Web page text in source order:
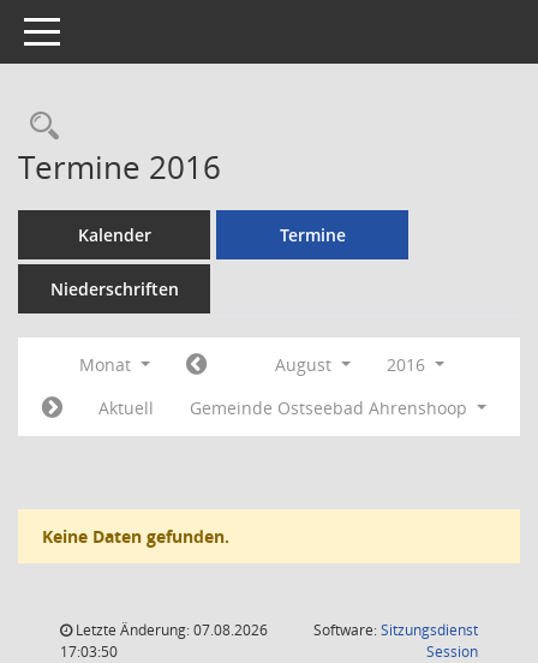
Toggle navigation
Rechercheauswahl
Termine 2016
Kalender Termine
Niederschriften
Monat August
2016
Aktuell
Gemeinde Ostseebad Ahrenshoop
Keine Daten gefunden.
Letzte Änderung: 07.08.2026
17:03:50
Software:Sitzungsdienst
Session(Wird in